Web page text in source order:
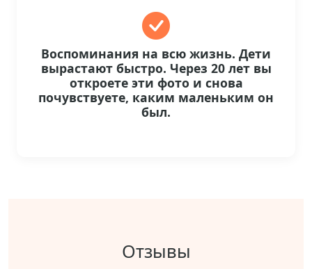
Воспоминания на всю жизнь. Дети
вырастают быстро. Через 20 лет вы
откроете эти фото и снова
почувствуете, каким маленьким он
был.
Отзывы